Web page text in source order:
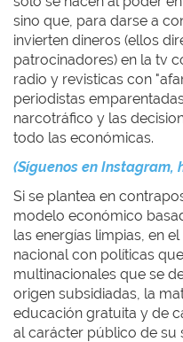
sino que, para darse a
invierten dineros (ellos
patrocinadores) en la tv
radio y revisticas con
periodistas
narcotráfico y las
todo las económicas.
(Síguenos en Instagram,
Si se plantea en
modelo económico
las energías limpias, en
nacional con políticas
multinacionales que se
origen subsidiadas, la
educación gratuita y de
al carácter público de su